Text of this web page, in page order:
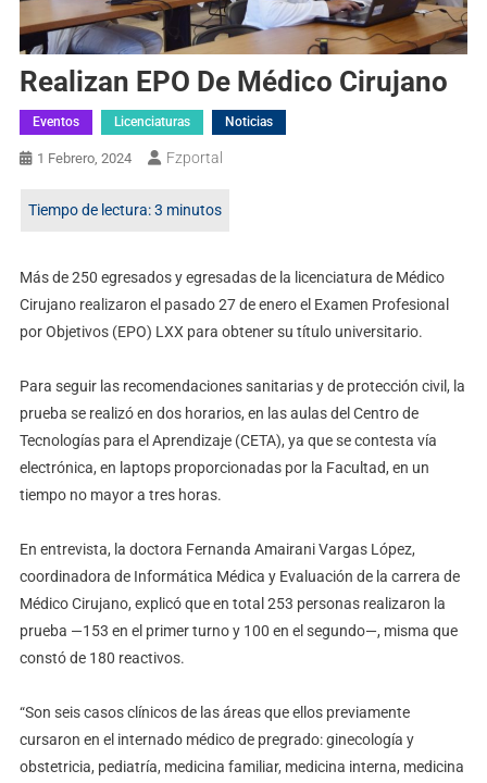
Realizan EPO De Médico Cirujano
Eventos Licenciaturas Noticias
1 Febrero, 2024 Fzportal
Más de 250 egresados y egresadas de la licenciatura de Médico
Cirujano realizaron el pasado 27 de enero el Examen Profesional
por Objetivos (EPO) LXX para obtener su título universitario.
Para seguir las recomendaciones sanitarias y de protección civil, la
prueba se realizó en dos horarios, en las aulas del Centro de
Tecnologías para el Aprendizaje (CETA), ya que se contesta vía
electrónica, en laptops proporcionadas por la Facultad, en un
tiempo no mayor a tres horas.
En entrevista, la doctora Fernanda Amairani Vargas López,
coordinadora de Informática Médica y Evaluación de la carrera de
Médico Cirujano, explicó que en total 253 personas realizaron la
prueba —153 en el primer turno y 100 en el segundo—, misma que
constó de 180 reactivos.
“Son seis casos clínicos de las áreas que ellos previamente
cursaron en el internado médico de pregrado: ginecología y
obstetricia, pediatría, medicina familiar, medicina interna, medicina